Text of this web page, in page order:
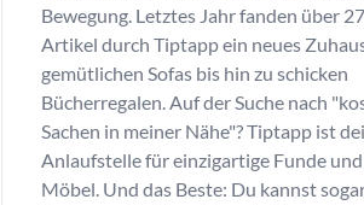
Bewegung. Letztes Jahr fanden über
Artikel durch Tiptapp ein neues
gemütlichen Sofas bis hin zu schicken
Bücherregalen. Auf der Suche nach
Sachen in meiner Nähe"? Tiptapp ist
Anlaufstelle für einzigartige Funde
Möbel. Und das Beste: Du kannst